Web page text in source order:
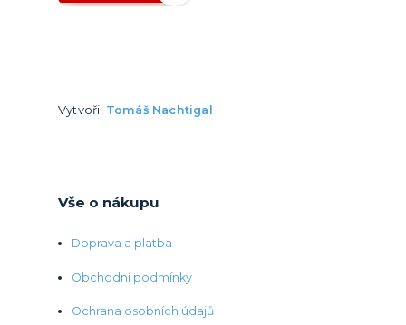
Vytvořil Tomáš Nachtigal
Vše o nákupu
Doprava a platba
Obchodní podmínky
Ochrana osobních údajů